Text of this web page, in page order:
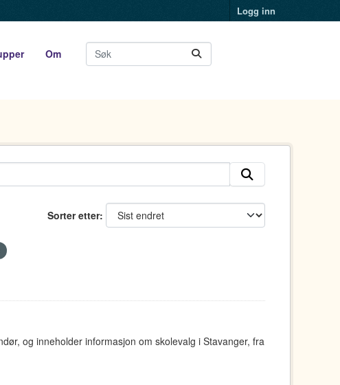
Logg inn
Om
Sorter etter
og inneholder informasjon om skolevalg i Stavanger, fra